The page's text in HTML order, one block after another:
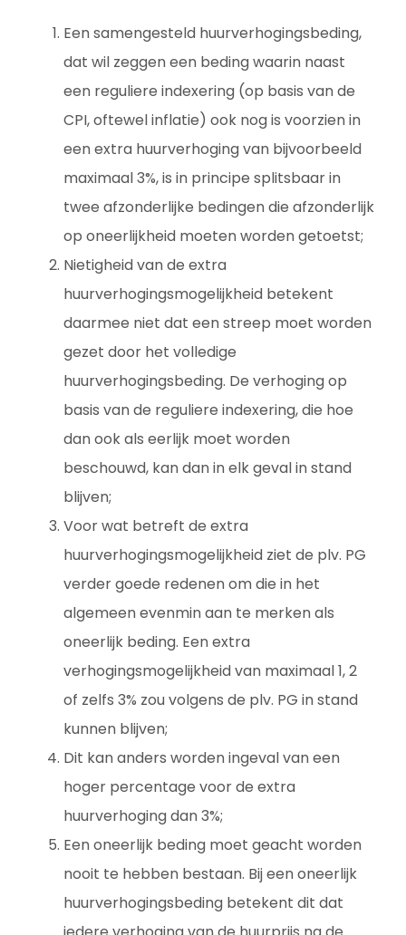
Een samengesteld huurverhogingsbeding,
dat wil zeggen een beding waarin naast
een reguliere indexering (op basis van de
CPI, oftewel inflatie) ook nog is voorzien in
een extra huurverhoging van bijvoorbeeld
maximaal 3%, is in principe splitsbaar in
twee afzonderlijke bedingen die afzonderlijk
op oneerlijkheid moeten worden getoetst;
Nietigheid van de extra
huurverhogingsmogelijkheid betekent
daarmee niet dat een streep moet worden
gezet door het volledige
huurverhogingsbeding. De verhoging op
basis van de reguliere indexering, die hoe
dan ook als eerlijk moet worden
beschouwd, kan dan in elk geval in stand
blijven;
Voor wat betreft de extra
huurverhogingsmogelijkheid ziet de plv. PG
verder goede redenen om die in het
algemeen evenmin aan te merken als
oneerlijk beding. Een extra
verhogingsmogelijkheid van maximaal 1, 2
of zelfs 3% zou volgens de plv. PG in stand
kunnen blijven;
Dit kan anders worden ingeval van een
hoger percentage voor de extra
huurverhoging dan 3%;
Een oneerlijk beding moet geacht worden
nooit te hebben bestaan. Bij een oneerlijk
huurverhogingsbeding betekent dit dat